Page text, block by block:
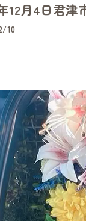
12月4日君
10